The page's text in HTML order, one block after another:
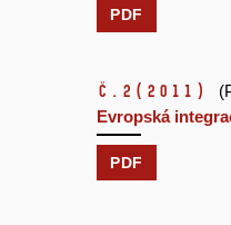
PDF
č.2 (2011)
Evropská
PDF